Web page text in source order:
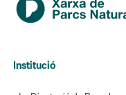
Institució